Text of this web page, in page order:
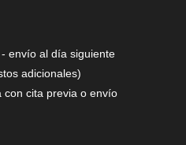
envío al día siguiente
adicionales)
con cita previa o envío